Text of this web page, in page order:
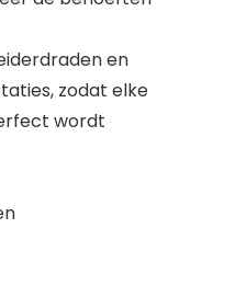
en
zodat elke
wordt